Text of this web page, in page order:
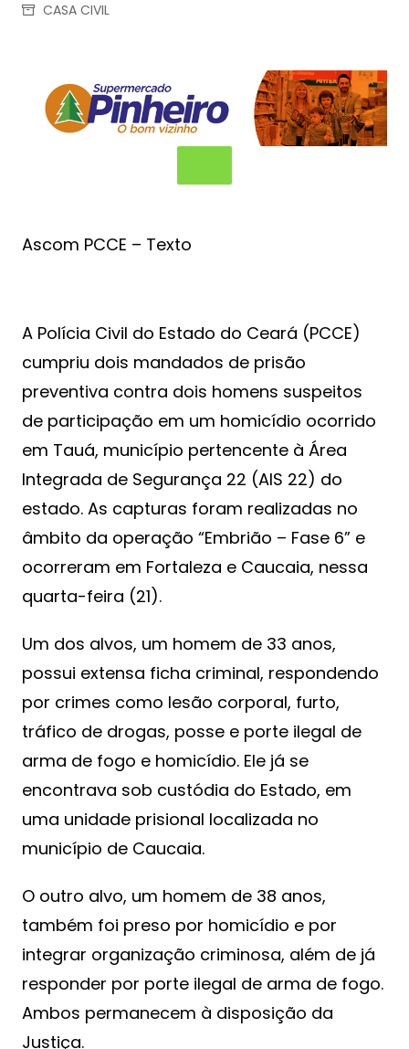
CASA CIVIL
Ascom PCCE – Texto
A Polícia Civil do Estado do Ceará (PCCE)
cumpriu dois mandados de prisão
preventiva contra dois homens suspeitos
de participação em um homicídio ocorrido
em Tauá, município pertencente à Área
Integrada de Segurança 22 (AIS 22) do
estado. As capturas foram realizadas no
âmbito da operação “Embrião – Fase 6” e
ocorreram em Fortaleza e Caucaia, nessa
quarta-feira (21).
Um dos alvos, um homem de 33 anos,
possui extensa ficha criminal, respondendo
por crimes como lesão corporal, furto,
tráfico de drogas, posse e porte ilegal de
arma de fogo e homicídio. Ele já se
encontrava sob custódia do Estado, em
uma unidade prisional localizada no
município de Caucaia.
O outro alvo, um homem de 38 anos,
também foi preso por homicídio e por
integrar organização criminosa, além de já
responder por porte ilegal de arma de fogo.
Ambos permanecem à disposição da
Justiça.